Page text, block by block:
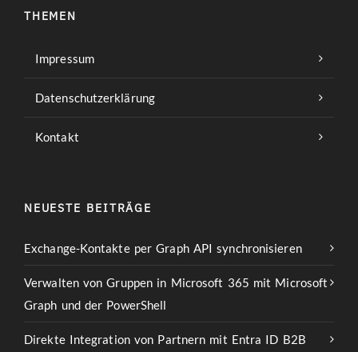
THEMEN
Impressum
Datenschutzerklärung
Kontakt
NEUESTE BEITRÄGE
Exchange-Kontakte per Graph API synchronisieren
Verwalten von Gruppen in Microsoft 365 mit Microsoft
Graph und der PowerShell
Direkte Integration von Partnern mit Entra ID B2B